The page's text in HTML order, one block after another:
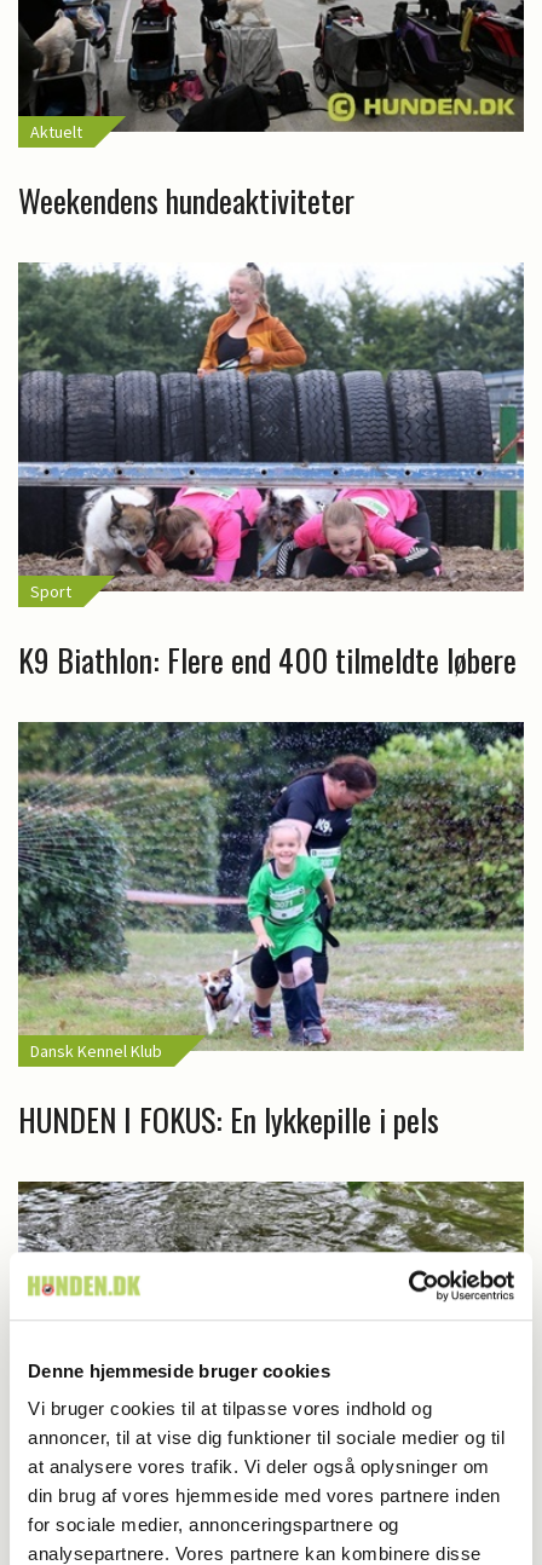
Denne hjemmeside bruger cookies
Vi bruger cookies til at tilpasse vores indhold og
annoncer, til at vise dig funktioner til sociale medier og til
at analysere vores trafik. Vi deler også oplysninger om
din brug af vores hjemmeside med vores partnere inden
for sociale medier, annonceringspartnere og
analysepartnere. Vores partnere kan kombinere disse
Aktuelt
Weekendens hundeaktiviteter
Sport
K9 Biathlon: Flere end 400 tilmeldte løbere
Dansk Kennel Klub
HUNDEN I FOKUS: En lykkepille i pels
Blog - Karoline Sidelmann Brinch